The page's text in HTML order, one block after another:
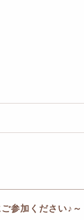
参加ください♪～